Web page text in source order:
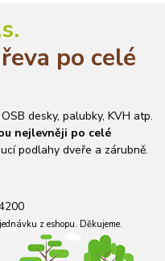
po celé
desky, palubky, KVH atp.
nejlevněji po celé
podlahy dveře a zárubně.
z eshopu. Děkujeme.